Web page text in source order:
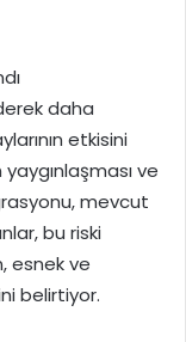
daha
etkisini
ve
mevcut
bu riski
esnek ve
belirtiyor.